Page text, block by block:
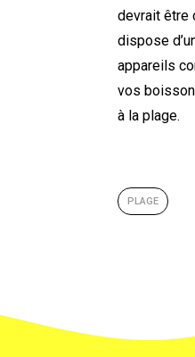
devrait être
dispose
appareils
vos
à la plage.
PLAGE